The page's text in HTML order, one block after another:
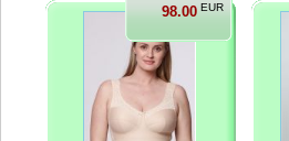
98.00 EUR